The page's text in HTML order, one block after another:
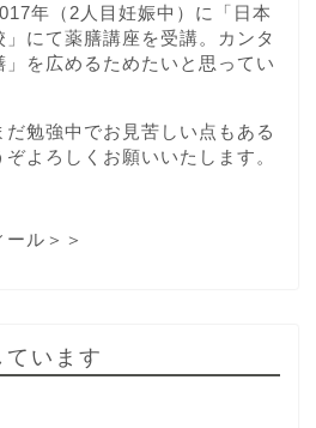
年（2人目妊娠中）に「日本
にて薬膳講座を受講。カンタ
を広めるためたいと思ってい
勉強中でお見苦しい点もある
よろしくお願いいたします。
ル＞＞
ています